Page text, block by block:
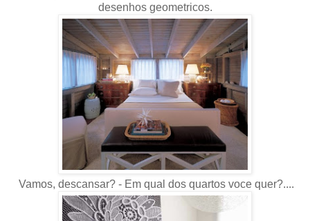
desenhos geometricos.
Vamos, descansar? - Em qual dos quartos voce quer?....